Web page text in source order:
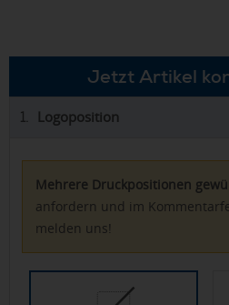
Jetzt Artikel
1. Logoposition
Mehrere Druckpositionen
anfordern und im
melden uns!